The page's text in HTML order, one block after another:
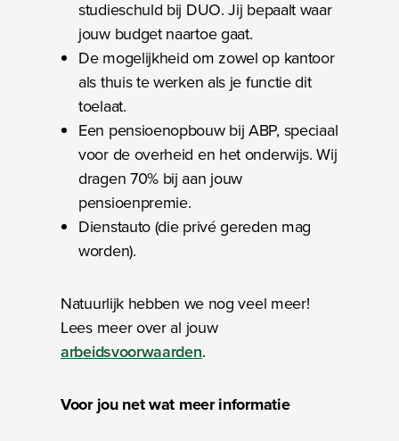
studieschuld bij DUO. Jij bepaalt waar
jouw budget naartoe gaat.
De mogelijkheid om zowel op kantoor
als thuis te werken als je functie dit
toelaat.
Een pensioenopbouw bij ABP, speciaal
voor de overheid en het onderwijs. Wij
dragen 70% bij aan jouw
pensioenpremie.
Dienstauto (die privé gereden mag
worden).
Natuurlijk hebben we nog veel meer!
Lees meer over al jouw
arbeidsvoorwaarden.
Voor jou net wat meer informatie